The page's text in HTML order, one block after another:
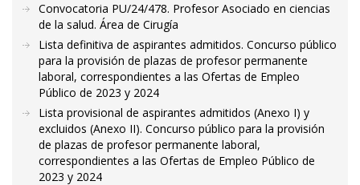
Convocatoria PU/24/478. Profesor Asociado en ciencias
de la salud. Área de Cirugía
Lista definitiva de aspirantes admitidos. Concurso público
para la provisión de plazas de profesor permanente
laboral, correspondientes a las Ofertas de Empleo
Público de 2023 y 2024
Lista provisional de aspirantes admitidos (Anexo I) y
excluidos (Anexo II). Concurso público para la provisión
de plazas de profesor permanente laboral,
correspondientes a las Ofertas de Empleo Público de
2023 y 2024